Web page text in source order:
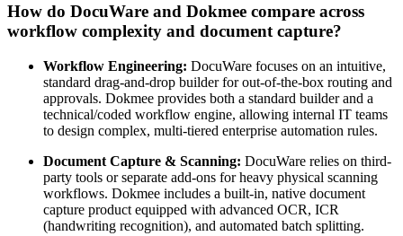
How do DocuWare and Dokmee compare across
workflow complexity and document capture?
Workflow Engineering: DocuWare focuses on an intuitive,
standard drag-and-drop builder for out-of-the-box routing and
approvals. Dokmee provides both a standard builder and a
technical/coded workflow engine, allowing internal IT teams
to design complex, multi-tiered enterprise automation rules.
Document Capture & Scanning: DocuWare relies on third-
party tools or separate add-ons for heavy physical scanning
workflows. Dokmee includes a built-in, native document
capture product equipped with advanced OCR, ICR
(handwriting recognition), and automated batch splitting.